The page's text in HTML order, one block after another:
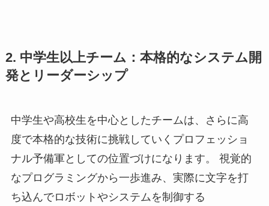
2. 中学生以上チーム：本格的なシステム開
発とリーダーシップ
中学生や高校生を中心としたチームは、さらに高
度で本格的な技術に挑戦していくプロフェッショ
ナル予備軍としての位置づけになります。 視覚的
なプログラミングから一歩進み、実際に文字を打
ち込んでロボットやシステムを制御する